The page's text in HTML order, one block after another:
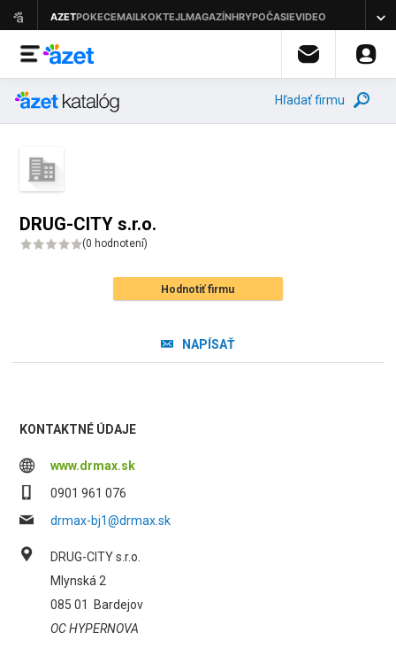
Hľadať firmu
DRUG-CITY s.r.o.
(0 hodnotení)
Hodnotiť firmu
NAPÍSAŤ
KONTAKTNÉ ÚDAJE
www.drmax.sk
0901 961 076
drmax-bj1@drmax.sk
DRUG-CITY s.r.o.
Mlynská 2
085 01
Bardejov
OC HYPERNOVA